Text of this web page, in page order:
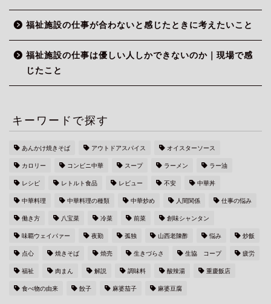
福祉施設の仕事が合わないと感じたときに考えたいこと
福祉施設の仕事は優しい人しかできないのか｜現場で感
じたこと
キーワードで探す
あんかけ焼きそば アウトドアスパイス オイスターソース
カロリー コンビニ中華 スープ ラーメン ラー油
レシピ レトルト食品 レビュー 不安 中華丼
中華料理 中華料理の種類 中華炒め 人間関係 仕事の悩み
働き方 八宝菜 冷菜 前菜 創味シャンタン
味覇ウェイパァー 夜勤 孤独 山西老陳酢 悩み 炒飯
点心 焼きそば 焼売 生きづらさ 生協 コープ 疲労
福祉 肉まん 解説 調味料 酸辣湯 重慶飯店
食べ物の由来 餃子 麻婆茄子 麻婆豆腐